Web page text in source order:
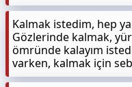
Kalmak istedim, hep
Gözlerinde kalmak,
ömründe kalayım
varken, kalmak için